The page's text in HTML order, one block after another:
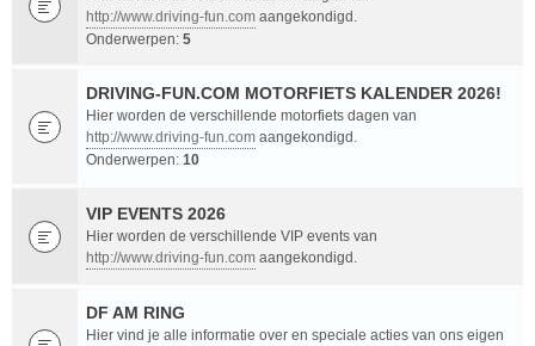
http://www.driving-fun.com aangekondigd.
Onderwerpen: 5
DRIVING-FUN.COM MOTORFIETS KALENDER 2026!
Hier worden de verschillende motorfiets dagen van
http://www.driving-fun.com aangekondigd.
Onderwerpen: 10
VIP EVENTS 2026
Hier worden de verschillende VIP events van
http://www.driving-fun.com aangekondigd.
DF AM RING
Hier vind je alle informatie over en speciale acties van ons eigen